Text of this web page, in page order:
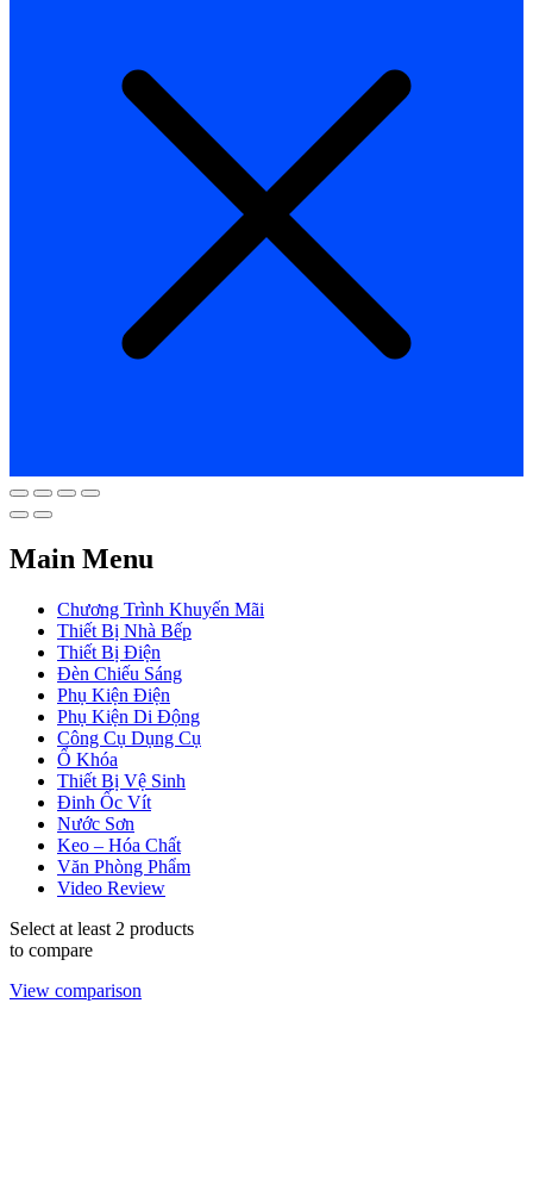
Main Menu
Chương Trình Khuyến Mãi
Thiết Bị Nhà Bếp
Thiết Bị Điện
Đèn Chiếu Sáng
Phụ Kiện Điện
Phụ Kiện Di Động
Công Cụ Dụng Cụ
Ổ Khóa
Thiết Bị Vệ Sinh
Đinh Ốc Vít
Nước Sơn
Keo – Hóa Chất
Văn Phòng Phẩm
Video Review
Select at least 2 products
to compare
View comparison